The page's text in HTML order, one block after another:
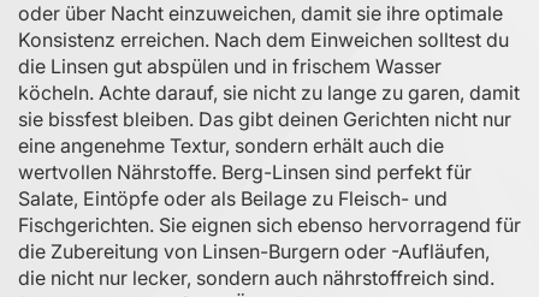
oder über Nacht einzuweichen, damit sie ihre optimale
Konsistenz erreichen. Nach dem Einweichen solltest du
die Linsen gut abspülen und in frischem Wasser
köcheln. Achte darauf, sie nicht zu lange zu garen, damit
sie bissfest bleiben. Das gibt deinen Gerichten nicht nur
eine angenehme Textur, sondern erhält auch die
wertvollen Nährstoffe. Berg-Linsen sind perfekt für
Salate, Eintöpfe oder als Beilage zu Fleisch- und
Fischgerichten. Sie eignen sich ebenso hervorragend für
die Zubereitung von Linsen-Burgern oder -Aufläufen,
die nicht nur lecker, sondern auch nährstoffreich sind.